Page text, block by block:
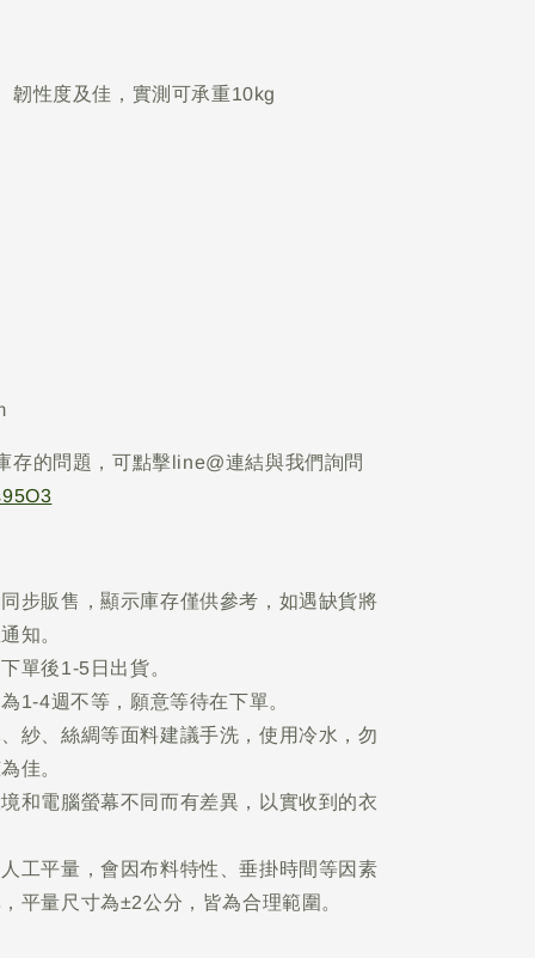
韌性度及佳，實測可承重10kg
存的問題，可點擊line@連結與我們詢問
步販售，顯示庫存僅供參考，如遇缺貨將
知。
單後1-5日出貨。
1-4週不等，願意等待在下單。
紗、絲綢等面料建議手洗，使用冷水，勿
佳。
和電腦螢幕不同而有差異，以實收到的衣
工平量，會因布料特性、垂掛時間等因素
平量尺寸為±2公分，皆為合理範圍。